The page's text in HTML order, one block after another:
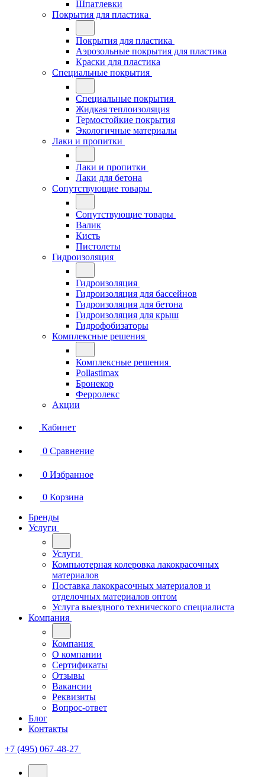
Шпатлевки
Покрытия для пластика
Покрытия для пластика
Аэрозольные покрытия для пластика
Краски для пластика
Специальные покрытия
Специальные покрытия
Жидкая теплоизоляция
Термостойкие покрытия
Экологичные материалы
Лаки и пропитки
Лаки и пропитки
Лаки для бетона
Сопутствующие товары
Сопутствующие товары
Валик
Кисть
Пистолеты
Гидроизоляция
Гидроизоляция
Гидроизоляция для бассейнов
Гидроизоляция для бетона
Гидроизоляция для крыш
Гидрофобизаторы
Комплексные решения
Комплексные решения
Pollastimax
Бронекор
Ферролекс
Акции
Кабинет
0 Сравнение
0 Избранное
0 Корзина
Бренды
Услуги
Услуги
Компьютерная колеровка лакокрасочных
материалов
Поставка лакокрасочных материалов и
отделочных материалов оптом
Услуга выездного технического специалиста
Компания
Компания
О компании
Сертификаты
Отзывы
Вакансии
Реквизиты
Вопрос-ответ
Блог
Контакты
+7 (495) 067-48-27